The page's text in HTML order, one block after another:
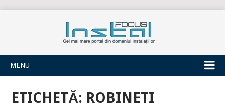
INSTALFOCUS
MENU
ETICHETĂ: ROBINETI